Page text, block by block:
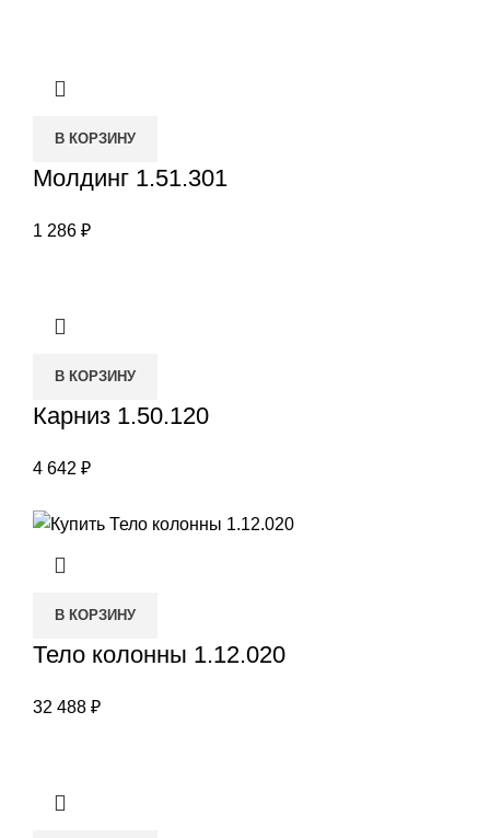
В КОРЗИНУ
Молдинг 1.51.301
1 286 ₽
В КОРЗИНУ
Карниз 1.50.120
4 642 ₽
В КОРЗИНУ
Тело колонны 1.12.020
32 488 ₽